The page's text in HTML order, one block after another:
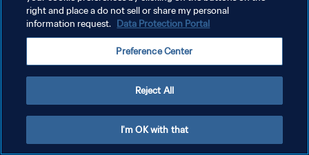
POLÍTICA DE PRIVACIDADE
TERMOS DE SERVIÇO
ADMINISTRAR AS PREFERÊNCIAS DE COOKIES
right and place a do not sell or share my personal
information request. Data Protection Portal
Preference Center
Reject All
I'm OK with that